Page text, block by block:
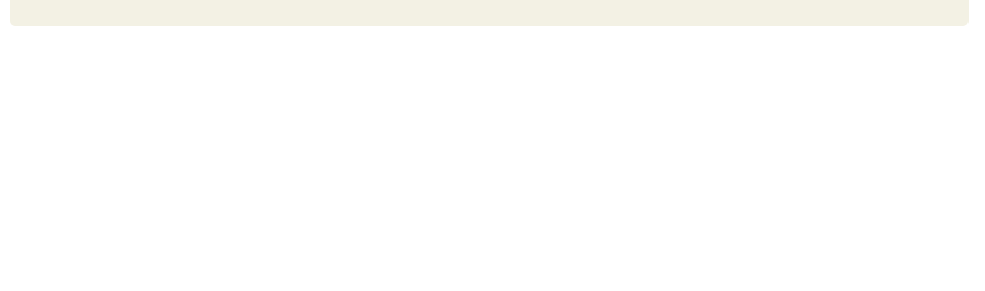
'Sunsparkler